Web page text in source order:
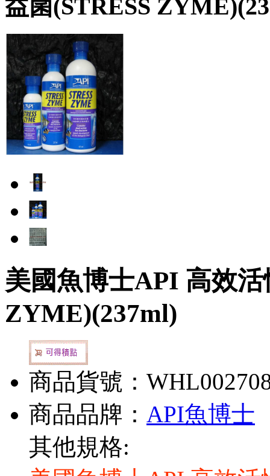
益菌(STRESS
美國魚博士API 高效
ZYME)(237ml)
商品貨號：
商品品牌： API魚博士
其他規格: